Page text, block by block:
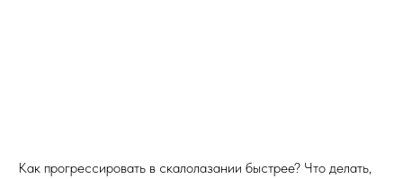
Как прогрессировать в скалолазании быстрее? Что делать,